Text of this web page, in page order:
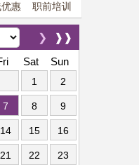
惠 职前培训
❱❱
❯
Sat Sun
1 2
7 8 9
14 15 16
21 22 23